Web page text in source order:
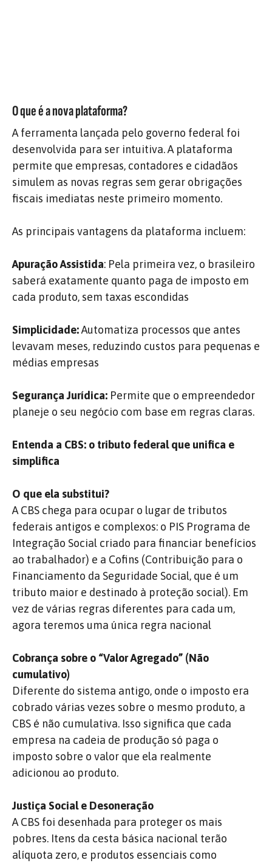
O que é a nova plataforma?
A ferramenta lançada pelo governo federal foi
desenvolvida para ser intuitiva. A plataforma
permite que empresas, contadores e cidadãos
simulem as novas regras sem gerar obrigações
fiscais imediatas neste primeiro momento.
As principais vantagens da plataforma incluem:
Apuração Assistida: Pela primeira vez, o brasileiro
saberá exatamente quanto paga de imposto em
cada produto, sem taxas escondidas
Simplicidade:Automatiza processos que antes
levavam meses, reduzindo custos para pequenas e
médias empresas
Segurança Jurídica: Permite que o empreendedor
planeje o seu negócio com base em regras claras.
Entenda a CBS: o tributo federal que unifica e
simplifica
O que ela substitui?
A CBS chega para ocupar o lugar de tributos
federais antigos e complexos: o PIS Programa de
Integração Social criado para financiar benefícios
ao trabalhador) e a Cofins (Contribuição para o
Financiamento da Seguridade Social, que é um
tributo maior e destinado à proteção social). Em
vez de várias regras diferentes para cada um,
agora teremos uma única regra nacional
Cobrança sobre o “Valor Agregado” (Não
cumulativo)
Diferente do sistema antigo, onde o imposto era
cobrado várias vezes sobre o mesmo produto, a
CBS é não cumulativa. Isso significa que cada
empresa na cadeia de produção só paga o
imposto sobre o valor que ela realmente
adicionou ao produto.
Justiça Social e Desoneração
A CBS foi desenhada para proteger os mais
pobres. Itens da cesta básica nacional terão
alíquota zero, e produtos essenciais como